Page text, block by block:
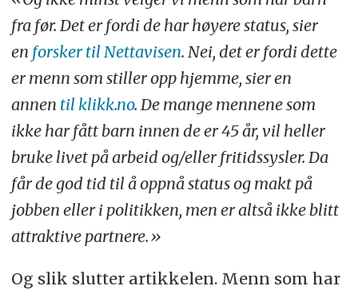
fra før. Det er fordi de har høyere status, sier
en forsker til Nettavisen. Nei, det er fordi dette
er menn som stiller opp hjemme, sier en
annen til klikk.no. De mange mennene som
ikke har fått barn innen de er 45 år, vil heller
bruke livet på arbeid og/eller fritidssysler. Da
får de god tid til å oppnå status og makt på
jobben eller i politikken, men er altså ikke blitt
attraktive partnere.»
Og slik slutter artikkelen. Menn som har